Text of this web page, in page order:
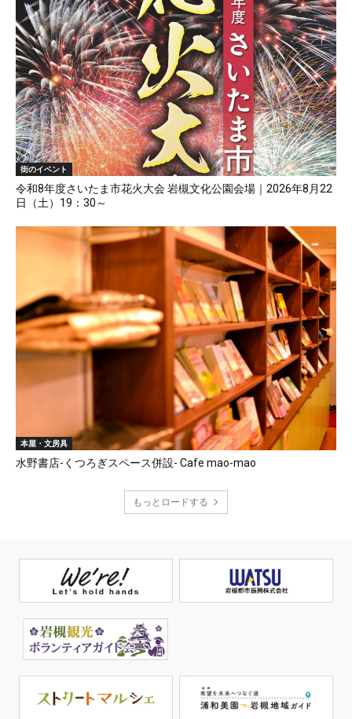
街のイベント
令和8年度さいたま市花火大会 岩槻文化公園会場｜2026年8月22
日（土）19：30～
本屋・文房具
水野書店-くつろぎスペース併設- Cafe mao-mao
もっとロードする